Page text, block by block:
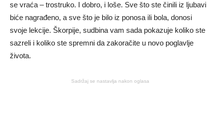
se vraća – trostruko. I dobro, i loše. Sve što ste činili iz ljubavi
biće nagrađeno, a sve što je bilo iz ponosa ili bola, donosi
svoje lekcije. Škorpije, sudbina vam sada pokazuje koliko ste
sazreli i koliko ste spremni da zakoračite u novo poglavlje
života.
Sadržaj se nastavlja nakon oglasa